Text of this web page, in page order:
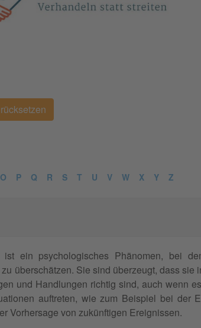
O P Q R S T U V W X Y Z
ein psychologisches Phänomen, bei
überschätzen. Sie sind überzeugt, dass
und Handlungen richtig sind, auch wenn
auftreten, wie zum Beispiel bei der
Vorhersage von zukünftigen Ereignissen.